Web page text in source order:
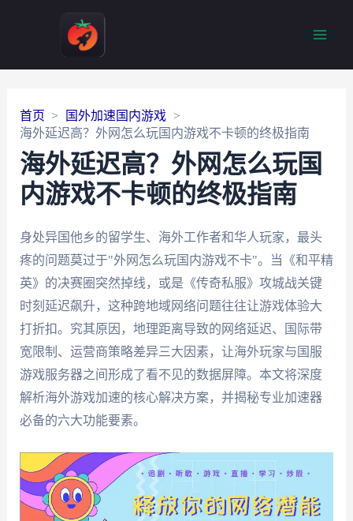
首页
国外加速国内游戏
海外延迟高？外网怎么玩国内游戏不卡顿的终极指南
海外延迟高？外网怎么玩国
内游戏不卡顿的终极指南
身处异国他乡的留学生、海外工作者和华人玩家，最头
疼的问题莫过于"外网怎么玩国内游戏不卡"。当《和平精
英》的决赛圈突然掉线，或是《传奇私服》攻城战关键
时刻延迟飙升，这种跨地域网络问题往往让游戏体验大
打折扣。究其原因，地理距离导致的网络延迟、国际带
宽限制、运营商策略差异三大因素，让海外玩家与国服
游戏服务器之间形成了看不见的数据屏障。本文将深度
解析海外游戏加速的核心解决方案，并揭秘专业加速器
必备的六大功能要素。